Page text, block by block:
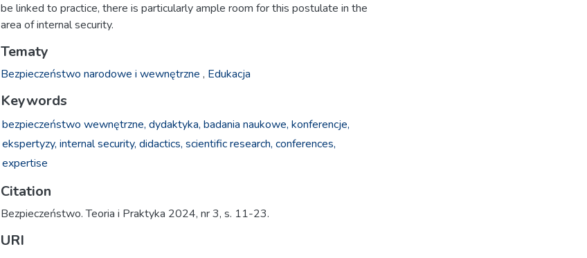
be linked to practice, there is particularly ample room for this postulate in the
area of internal security.
Tematy
Bezpieczeństwo narodowe i wewnętrzne , Edukacja
Keywords
bezpieczeństwo wewnętrzne, dydaktyka, badania naukowe, konferencje,
ekspertyzy, internal security, didactics, scientific research, conferences,
expertise
Citation
Bezpieczeństwo. Teoria i Praktyka 2024, nr 3, s. 11-23.
URI